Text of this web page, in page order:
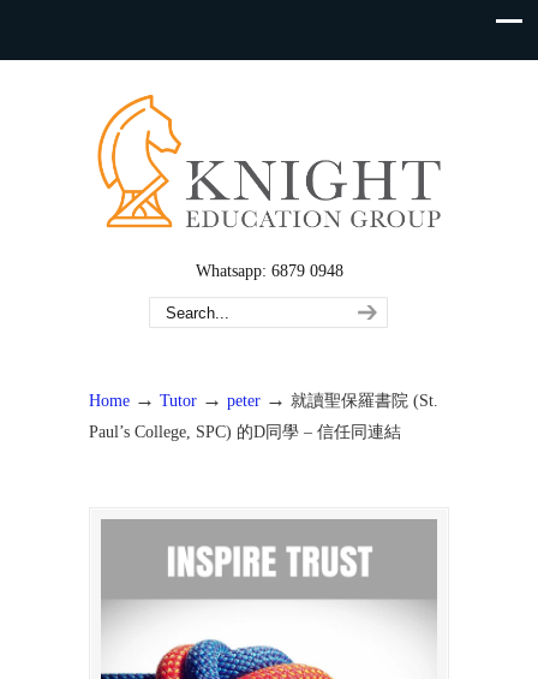
Whatsapp: 6879 0948
Home → Tutor → peter → 就讀聖保羅書院 (St.
Paul’s College, SPC) 的D同學 – 信任同連結